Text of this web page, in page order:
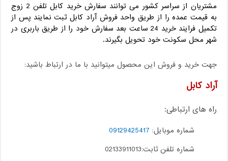
مشتریان از سراسر کشور می توانند سفارش خرید کابل تلفن 2 زوج
به قیمت عمده را از طریق واحد فروش آراد کابل ثبت نمایند پس از
تکمیل فرایند خرید 24 ساعت بعد سفارش خود را از طریق باربری در
شهر محل سکونت خود تحویل بگیرند.
جهت خرید و فروش این محصول میتوانید با ما در ارتباط باشید:
آراد کابل
راه های ارتباطی:
شماره موبایل: 09129425417
شماره تلفن ثابت:02133911013